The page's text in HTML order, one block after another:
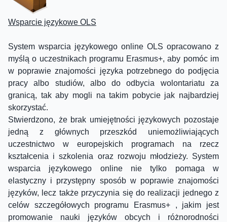
Wsparcie językowe OLS
System wsparcia językowego online OLS opracowano z
myślą o uczestnikach programu Erasmus+, aby pomóc im
w poprawie znajomości języka potrzebnego do podjęcia
pracy albo studiów, albo do odbycia wolontariatu za
granicą, tak aby mogli na takim pobycie jak najbardziej
skorzystać.
Stwierdzono, że brak umiejętności językowych pozostaje
jedną z głównych przeszkód uniemożliwiających
uczestnictwo w europejskich programach na rzecz
kształcenia i szkolenia oraz rozwoju młodzieży. System
wsparcia językowego online nie tylko pomaga w
elastyczny i przystępny sposób w poprawie znajomości
języków, lecz także przyczynia się do realizacji jednego z
celów szczegółowych programu Erasmus+ , jakim jest
promowanie nauki języków obcych i różnorodności